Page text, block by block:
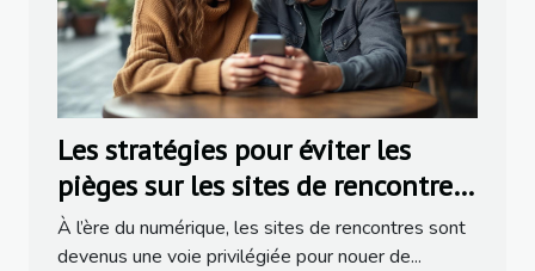
Les stratégies pour éviter les
pièges sur les sites de rencontres
populaires
À l’ère du numérique, les sites de rencontres sont
devenus une voie privilégiée pour nouer de...